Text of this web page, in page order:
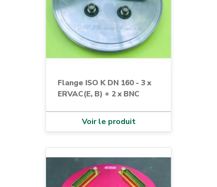
Flange ISO K DN 160 - 3 x
ERVAC(E, B) + 2 x BNC
Voir le produit